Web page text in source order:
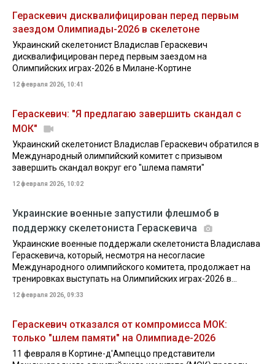
Гераскевич дисквалифицирован перед первым
заездом Олимпиады-2026 в скелетоне
Украинский скелетонист Владислав Гераскевич
дисквалифицирован перед первым заездом на
Олимпийских играх-2026 в Милане-Кортине
12 февраля 2026, 10:41
Гераскевич: "Я предлагаю завершить скандал с
МОК"
Украинский скелетонист Владислав Гераскевич обратился в
Международный олимпийский комитет с призывом
завершить скандал вокруг его "шлема памяти"
12 февраля 2026, 10:02
Украинские военные запустили флешмоб в
поддержку скелетониста Гераскевича
Украинские военные поддержали скелетониста Владислава
Гераскевича, который, несмотря на несогласие
Международного олимпийского комитета, продолжает на
тренировках выступать на Олимпийских играх-2026 в...
12 февраля 2026, 09:33
Гераскевич отказался от компромисса МОК:
только "шлем памяти" на Олимпиаде-2026
11 февраля в Кортине-д'Ампеццо представители